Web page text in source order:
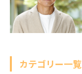
カテゴリー一覧